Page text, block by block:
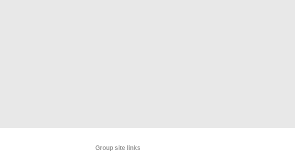
Group site links